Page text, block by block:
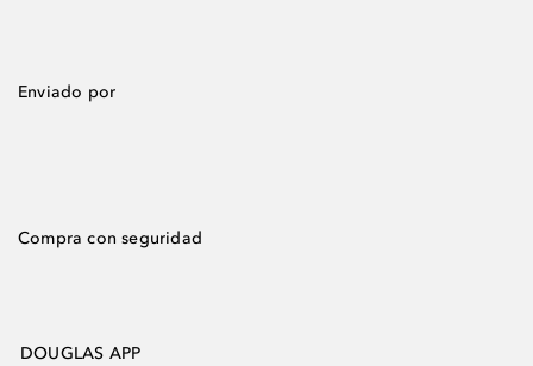
Enviado por
Compra con seguridad
DOUGLAS APP